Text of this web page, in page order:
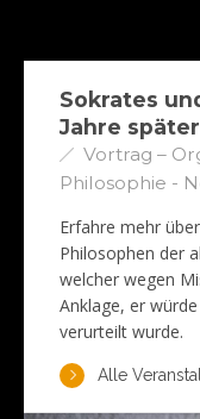
Sokrates
Jahre später
Vortrag –
Philosophie -
Erfahre mehr
Philosophen der
welcher wegen
Anklage, er
verurteilt wurde.
Alle